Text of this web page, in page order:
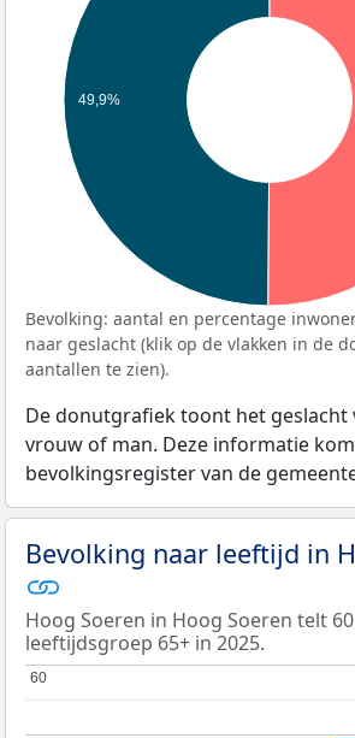
49,9%
Bevolking: aantal en percentage
naar geslacht (klik op de vlakken in de
aantallen te zien).
De donutgrafiek toont het geslacht
vrouw of man. Deze informatie
bevolkingsregister van de
Bevolking naar leeftijd in
Hoog Soeren in Hoog Soeren telt
leeftijdsgroep 65+ in 2025.
60
60